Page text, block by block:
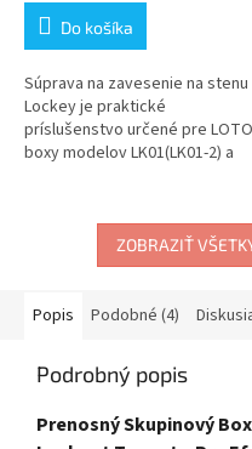
Do košíka
Súprava na zavesenie na stenu
Lockey je praktické
príslušenstvo určené pre LOTO
boxy modelov LK01(LK01-2) a
pripevnenie boxu...
ZOBRAZIŤ
Popis Podobné (4)
Podrobný popis
Prenosný Skupinový